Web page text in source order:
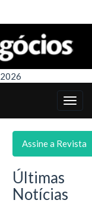
Assine a Revista
Últimas
Notícias